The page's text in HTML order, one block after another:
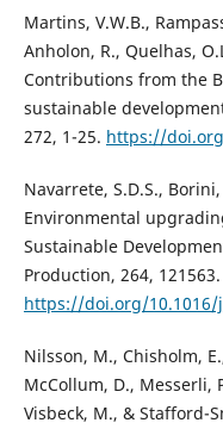
Martins, V.W.B.,
Anholon, R., Quelhas,
Contributions from the
sustainable
272, 1-25. https://
Navarrete, S.D.S.,
Environmental
Sustainable
Production, 264, 121563.
https://doi.org/10.1016/
Nilsson, M., Chisholm,
McCollum, D., Messerli,
Visbeck, M., & Stafford-